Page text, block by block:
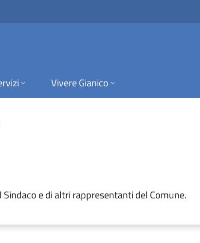
di Gianico
Vivere Gianico
e di altri rappresentanti del Comune.